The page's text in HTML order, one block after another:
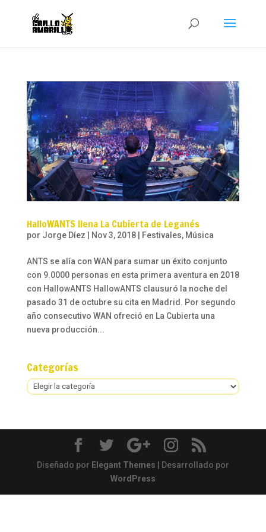
HalloWANTS llena La Cubierta de Leganés
por Jorge Díez | Nov 3, 2018| Festivales, Música
ANTS se alía con WAN para sumar un éxito conjunto
con 9.0000 personas en esta primera aventura en 2018
con HallowANTS HallowANTS clausuró la noche del
pasado 31 de octubre su cita en Madrid. Por segundo
año consecutivo WAN ofreció en La Cubierta una
nueva producción...
Categorías
Categorías
Diseñado por Elegant Themes | Desarrollado por
WordPress